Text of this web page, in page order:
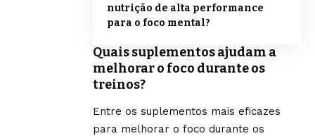
nutrição de alta performance
para o foco mental?
Quais suplementos ajudam a
melhorar o foco durante os
treinos?
Entre os suplementos mais eficazes
para melhorar o foco durante os